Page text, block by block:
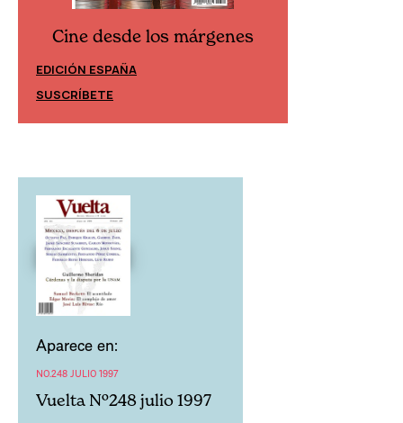
Cine desde los márgenes
EDICIÓN ESPAÑA
SUSCRÍBETE
Aparece en:
NO.248 JULIO 1997
Vuelta Nº248 julio 1997